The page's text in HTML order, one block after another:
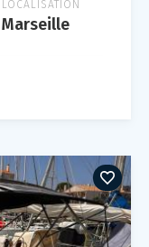
LOCALISATION
Marseille